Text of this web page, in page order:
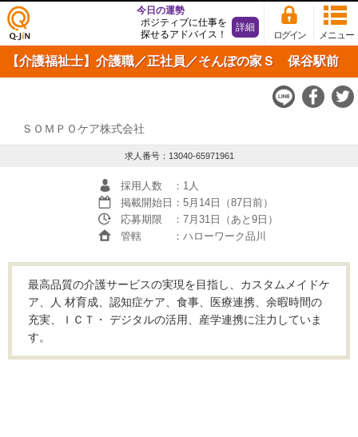
仕事
探し
の求
Q-JiN
メニュー
ログイン
今日の運勢
ポジティブに仕事を
探せるアドバイス！
詳細
【介護福祉士】介護職／正社員／そんぽの家Ｓ 保谷駅前
ＳＯＭＰＯケア株式会社
求人番号：13040-65971961
採用人数
：1人
掲載開始日 ：5月14日（87日前）
応募期限
：7月31日（あと9日）
管轄
：ハローワーク品川
最高品質の介護サービスの実現を目指し、カスタムメイドケ
ア、人 材育成、認知症ケア、食事、医療連携、余暇時間の
充実、ＩＣＴ・ デジタルの活用、産学連携に注力していま
す。